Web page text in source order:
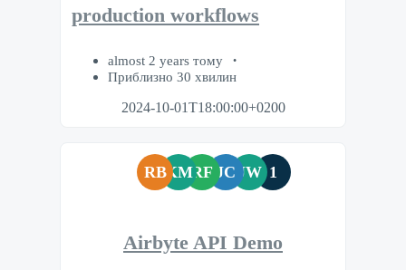
production workflows
almost 2 years тому
Приблизно 30 хвилин
2024-10-01T18:00:00+0200
RBKMRF JC JW 1
Airbyte API Demo